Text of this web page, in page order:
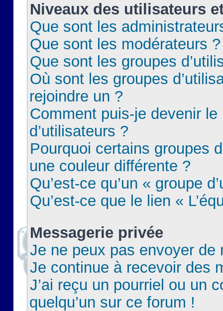
Niveaux des utilisateurs
Que sont les
Que sont les modérateurs ?
Que sont les groupes
Où sont les groupes
rejoindre un ?
Comment puis-je devenir le
d’utilisateurs ?
Pourquoi certains groupes
une couleur différente ?
Qu’est-ce qu’un « groupe
Qu’est-ce que le lien «
Messagerie privée
Je ne peux pas envoyer de
Je continue à recevoir des
J’ai reçu un pourriel ou un
quelqu’un sur ce forum !